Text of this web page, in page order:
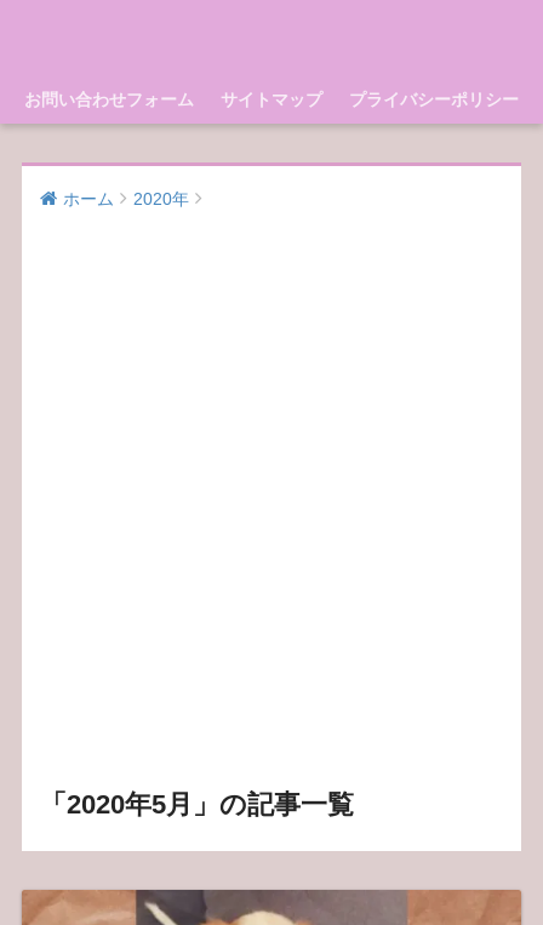
お問い合わせフォーム サイトマップ プライバシーポリシー
ホーム 2020年
「2020年5月」の記事一覧